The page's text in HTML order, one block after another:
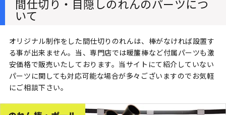
間仕切り・目隠しのれんのパーツにつ
いて
オリジナル制作をした間仕切りのれんは、棒がなければ設置す
る事が出来ません。当、専門店では暖簾棒など付属パーツも激
安価格で販売いたしております。当サイトにて紹介していない
パーツに関しても対応可能な場合が多々ございますのでお気軽
にご相談下さい。